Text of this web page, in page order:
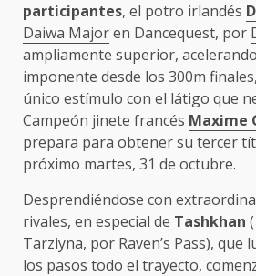
participantes, el potro irlandés
Daiwa Majoren Dancequest, por
ampliamente superior,
imponente desde los 300m
único estímulo con el látigo que
Campeón jinete francés Maxime
prepara para obtener su tercer
próximo martes, 31 de octubre.
Desprendiéndose con
rivales, en especial de Tashkhan
Tarziyna, por Raven’s Pass), que
los pasos todo el trayecto,